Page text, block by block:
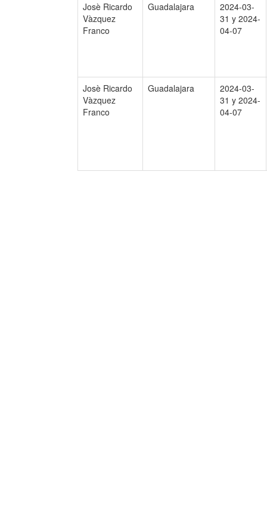
Josè Ricardo
Vàzquez
Franco
Guadalajara
2024-03-
31 y 2024-
04-07
Josè Ricardo
Vàzquez
Franco
Guadalajara
2024-03-
31 y 2024-
04-07